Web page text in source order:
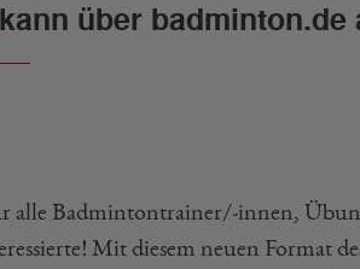
über badminton.de
alle Badmintontrainer/-innen,
Mit diesem neuen Format